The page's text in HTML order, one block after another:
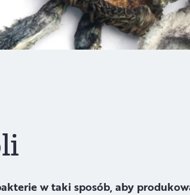
w taki sposób, aby